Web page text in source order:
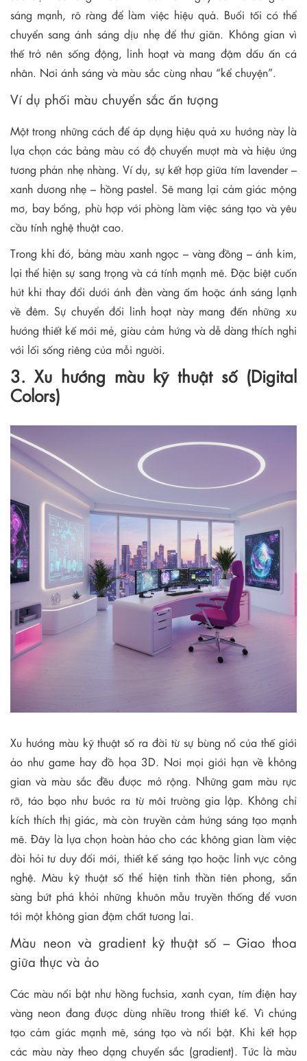
sáng mạnh, rõ ràng để làm việc hiệu quả. Buổi tối có thể
chuyển sang ánh sáng dịu nhẹ để thư giãn. Không gian vì
thế trở nên sống động, linh hoạt và mang đậm dấu ấn cá
nhân. Nơi ánh sáng và màu sắc cùng nhau “kể chuyện”.
Ví dụ phối màu chuyển sắc ấn tượng
Một trong những cách để áp dụng hiệu quả xu hướng này là
lựa chọn các bảng màu có độ chuyển mượt mà và hiệu ứng
tương phản nhẹ nhàng. Ví dụ, sự kết hợp giữa tím lavender –
xanh dương nhẹ – hồng pastel. Sẽ mang lại cảm giác mộng
mơ, bay bổng, phù hợp với phòng làm việc sáng tạo và yêu
cầu tính nghệ thuật cao.
Trong khi đó, bảng màu xanh ngọc – vàng đồng – ánh kim,
lại thể hiện sự sang trọng và cá tính mạnh mẽ. Đặc biệt cuốn
hút khi thay đổi dưới ánh đèn vàng ấm hoặc ánh sáng lạnh
về đêm. Sự chuyển đổi linh hoạt này mang đến những xu
hướng thiết kế mới mẻ, giàu cảm hứng và dễ dàng thích nghi
với lối sống riêng của mỗi người.
3. Xu hướng màu kỹ thuật số (Digital
Colors)
Xu hướng màu kỹ thuật số ra đời từ sự bùng nổ của thế giới
ảo như game hay đồ họa 3D. Nơi mọi giới hạn về không
gian và màu sắc đều được mở rộng. Những gam màu rực
rỡ, táo bạo như bước ra từ môi trường gia lập. Không chỉ
kích thích thị giác, mà còn truyền cảm hứng sáng tạo mạnh
mẽ. Đây là lựa chọn hoàn hảo cho các không gian làm việc
đòi hỏi tư duy đổi mới, thiết kế sáng tạo hoặc lĩnh vực công
nghệ. Màu kỹ thuật số thể hiện tinh thần tiên phong, sẵn
sàng bứt phá khỏi những khuôn mẫu truyền thống để vươn
tới một không gian đậm chất tương lai.
Màu neon và gradient kỹ thuật số – Giao thoa
giữa thực và ảo
Các màu nổi bật như hồng fuchsia, xanh cyan, tím điện hay
vàng neon đang được dùng nhiều trong thiết kế. Vì chúng
tạo cảm giác mạnh mẽ, sáng tạo và nổi bật. Khi kết hợp
các màu này theo dạng chuyển sắc (gradient). Tức là màu